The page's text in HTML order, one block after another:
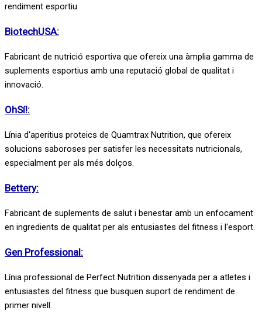
rendiment esportiu.
BiotechUSA:
Fabricant de nutrició esportiva que ofereix una àmplia gamma de
suplements esportius amb una reputació global de qualitat i
innovació.
OhSí!:
Línia d'aperitius proteics de Quamtrax Nutrition, que ofereix
solucions saboroses per satisfer les necessitats nutricionals,
especialment per als més dolços.
Bettery:
Fabricant de suplements de salut i benestar amb un enfocament
en ingredients de qualitat per als entusiastes del fitness i l'esport.
Gen Professional:
Línia professional de Perfect Nutrition dissenyada per a atletes i
entusiastes del fitness que busquen suport de rendiment de
primer nivell.